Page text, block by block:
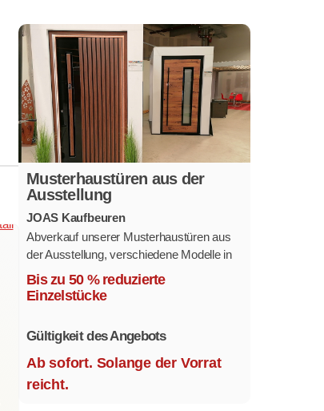
Musterhaustüren aus der
Ausstellung
JOAS Kaufbeuren
Abverkauf unserer Musterhaustüren aus
der Ausstellung, verschiedene Modelle in
mehreren Farben und
Ausstattungsvarianten.
Bis zu 50 % reduzierte
Einzelstücke
Gültigkeit des Angebots
Ab sofort. Solange der Vorrat
reicht.